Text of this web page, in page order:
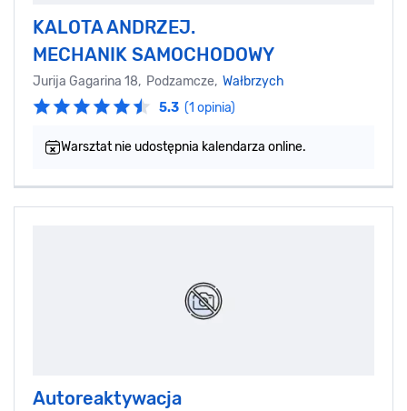
KALOTA ANDRZEJ.
MECHANIK SAMOCHODOWY
Jurija Gagarina 18, Podzamcze, Wałbrzych
5.3 (1 opinia)
Warsztat nie udostępnia kalendarza online.
Autoreaktywacja